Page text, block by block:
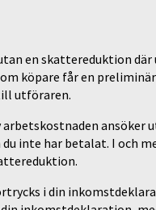
en skattereduktion
köpare får en
utföraren.
inte har betalat. I och
i din